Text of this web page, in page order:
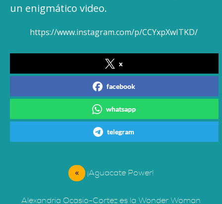
un enigmático video.
https://www.instagram.com/p/CCYxpXwITKD/
x
facebook
whatsapp
telegram
« ¡Aguacate Power!
Alexandria Ocasio-Cortez es la Wonder Woman